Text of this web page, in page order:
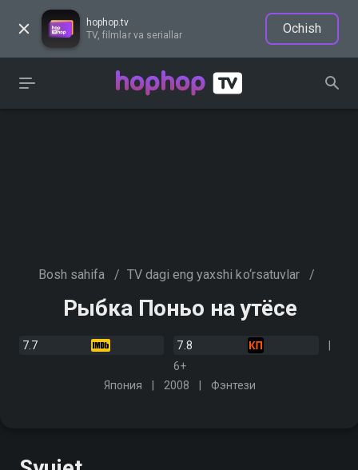
hophop.tv
TV, filmlar va seriallar
Ochish
Bosh sahifa / TV dagi eng yaxshi ko‘rsatuvlar /
Рыбка Поньо на утёсе
7.7
7.8
6+
Япония
2008 Фэнтези